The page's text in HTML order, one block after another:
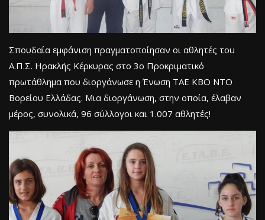
Σπουδαία εμφάνιση πραγματοποίησαν οι αθλητές του
Α.Π.Σ. Ηρακλής Κέρκυρας στο 3ο Προκριματικό
πρωτάθλημα που διοργάνωσε η Ένωση ΤΑΕ ΚΒΟ ΝΤΟ
Βορείου Ελλάδας. Μια διοργάνωση, στην οποία, έλαβαν
μέρος, συνολικά, 96 σύλλογοι και 1.007 αθλητές!